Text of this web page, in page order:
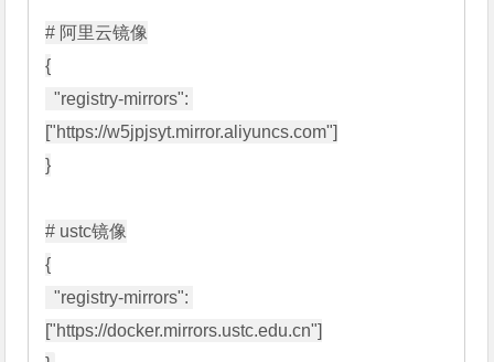
# 阿里云镜像
{
  "registry-mirrors":
["https://w5jpjsyt.mirror.aliyuncs.com"]
}
# ustc镜像
{
  "registry-mirrors":
["https://docker.mirrors.ustc.edu.cn"]